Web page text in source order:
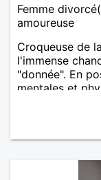
Femme
amoureuse
Croqueuse de
l'immense
"donnée". En
mentales et
solitaire, je
pas sur ce site
peau. A bientôt.